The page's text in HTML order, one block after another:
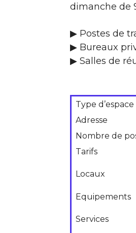
dimanche de
▶ Postes de
▶ Bureaux
▶ Salles de
Type d’espace
Adresse
Nombre de
Tarifs
Locaux
Equipements
Services